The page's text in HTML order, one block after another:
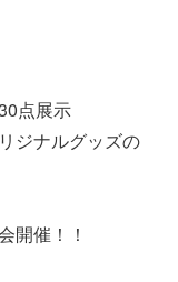
点展示
ジナルグッズの
開催！！